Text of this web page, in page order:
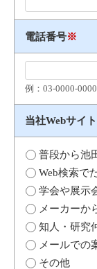
電話番号※
例：03​-​0000​-​0000
当社Webサイ
普段から池
Web検索で
学会や展示
メーカーか
知人・研究
メールでの
その他